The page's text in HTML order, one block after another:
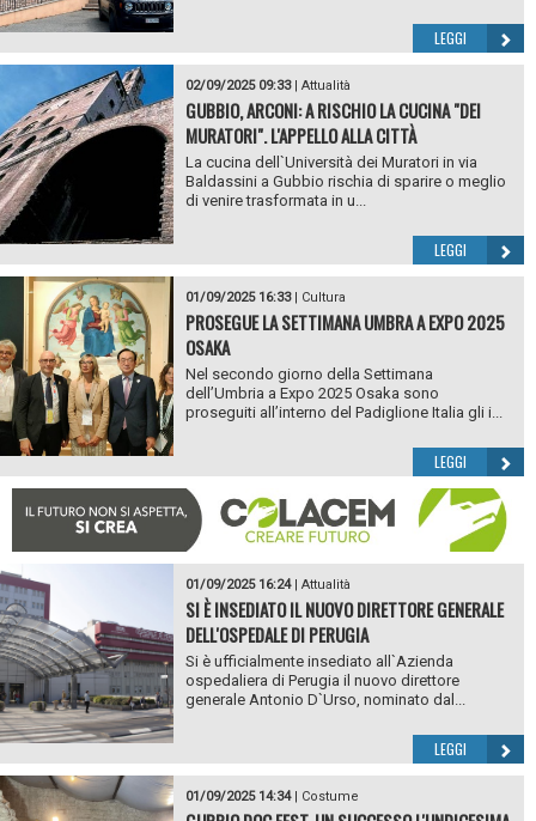
LEGGI
02/09/2025 09:33| Attualità
GUBBIO, ARCONI: A RISCHIO LA CUCINA "DEI
MURATORI". L'APPELLO ALLA CITTÀ
La cucina dell`Università dei Muratori in via
Baldassini a Gubbio rischia di sparire o meglio
di venire trasformata in u...
LEGGI
01/09/2025 16:33| Cultura
PROSEGUE LA SETTIMANA UMBRA A EXPO 2025
OSAKA
Nel secondo giorno della Settimana
dell’Umbria a Expo 2025 Osaka sono
proseguiti all’interno del Padiglione Italia gli i...
LEGGI
01/09/2025 16:24| Attualità
SI È INSEDIATO IL NUOVO DIRETTORE GENERALE
DELL'OSPEDALE DI PERUGIA
Si è ufficialmente insediato all`Azienda
ospedaliera di Perugia il nuovo direttore
generale Antonio D`Urso, nominato dal...
LEGGI
01/09/2025 14:34| Costume